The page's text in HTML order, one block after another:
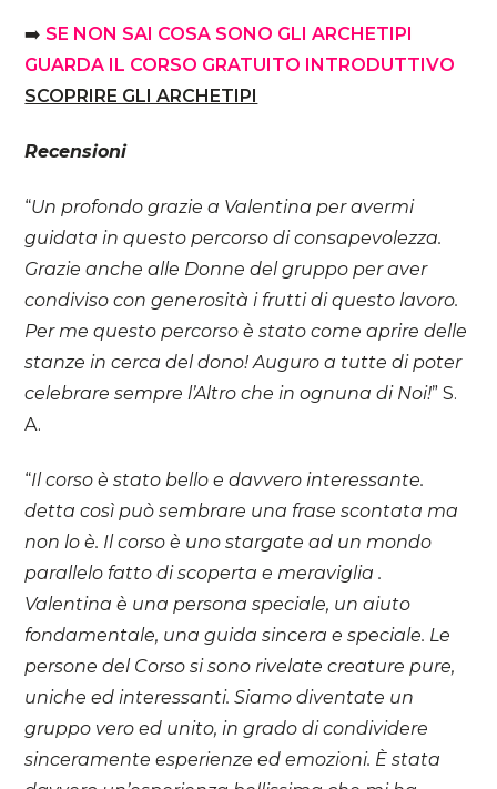
➡️ SE NON SAI COSA SONO GLI ARCHETIPI
GUARDA IL CORSO GRATUITO INTRODUTTIVO
SCOPRIRE GLI ARCHETIPI
Recensioni
“Un profondo grazie a Valentina per avermi
guidata in questo percorso di consapevolezza.
Grazie anche alle Donne del gruppo per aver
condiviso con generosità i frutti di questo lavoro.
Per me questo percorso è stato come aprire delle
stanze in cerca del dono! Auguro a tutte di poter
celebrare sempre l’Altro che in ognuna di Noi!” S.
A.
“Il corso è stato bello e davvero interessante.
detta così può sembrare una frase scontata ma
non lo è. Il corso è uno stargate ad un mondo
parallelo fatto di scoperta e meraviglia .
Valentina è una persona speciale, un aiuto
fondamentale, una guida sincera e speciale. Le
persone del Corso si sono rivelate creature pure,
uniche ed interessanti. Siamo diventate un
gruppo vero ed unito, in grado di condividere
sinceramente esperienze ed emozioni. È stata